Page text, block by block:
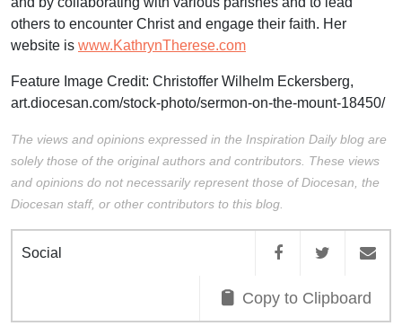
others to encounter Christ and engage their faith. Her
website is www.KathrynTherese.com
Feature Image Credit: Christoffer Wilhelm Eckersberg,
art.diocesan.com/stock-photo/sermon-on-the-mount-18450/
The views and opinions expressed in the Inspiration Daily blog are
solely those of the original authors and contributors. These views
and opinions do not necessarily represent those of Diocesan, the
Diocesan staff, or other contributors to this blog.
Social
Copy to Clipboard